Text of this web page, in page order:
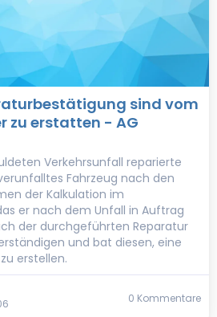
sind vom
zu erstatten - AG
Verkehrsunfall reparierte
Fahrzeug nach den
der Kalkulation im
er nach dem Unfall in Auftrag
der durchgeführten Reparatur
und bat diesen, eine
erstellen.
0 Kommentare